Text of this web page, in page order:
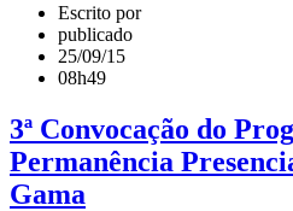
Escrito por
publicado
25/09/15
08h49
3ª Convocação do
Permanência
Gama